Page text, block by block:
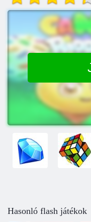
Hasonló flash játékok